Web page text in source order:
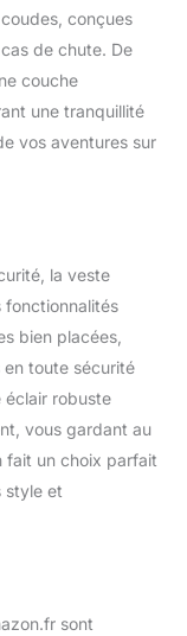
conçues
de chute. De
couche
une tranquillité
vos aventures sur
la veste
fonctionnalités
bien placées,
en toute sécurité
éclair robuste
vous gardant au
fait un choix parfait
style et
sont